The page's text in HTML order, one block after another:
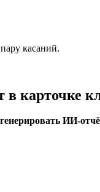
касаний.
карточке
ИИ-